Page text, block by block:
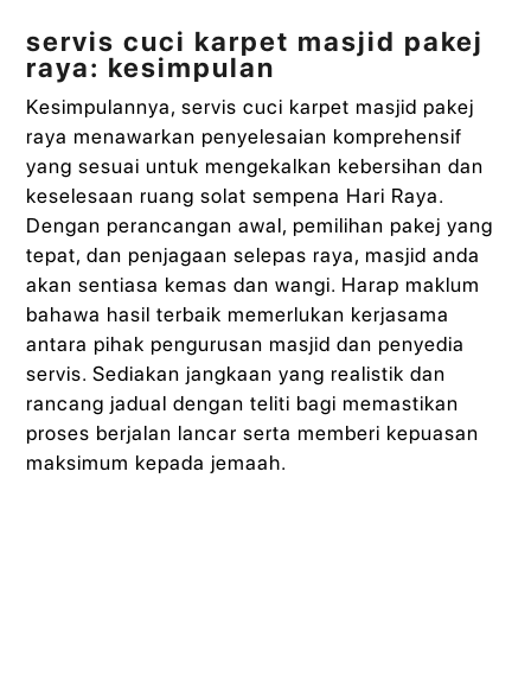
servis cuci karpet masjid pakej
raya: kesimpulan
Kesimpulannya, servis cuci karpet masjid pakej
raya menawarkan penyelesaian komprehensif
yang sesuai untuk mengekalkan kebersihan dan
keselesaan ruang solat sempena Hari Raya.
Dengan perancangan awal, pemilihan pakej yang
tepat, dan penjagaan selepas raya, masjid anda
akan sentiasa kemas dan wangi. Harap maklum
bahawa hasil terbaik memerlukan kerjasama
antara pihak pengurusan masjid dan penyedia
servis. Sediakan jangkaan yang realistik dan
rancang jadual dengan teliti bagi memastikan
proses berjalan lancar serta memberi kepuasan
maksimum kepada jemaah.